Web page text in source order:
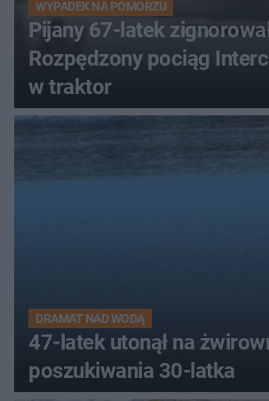
WYPADEK NA POMORZU
Pijany 67-latek
Rozpędzony pociąg
w traktor
DRAMAT NAD WODĄ
47-latek utonął na
poszukiwania 30-latka